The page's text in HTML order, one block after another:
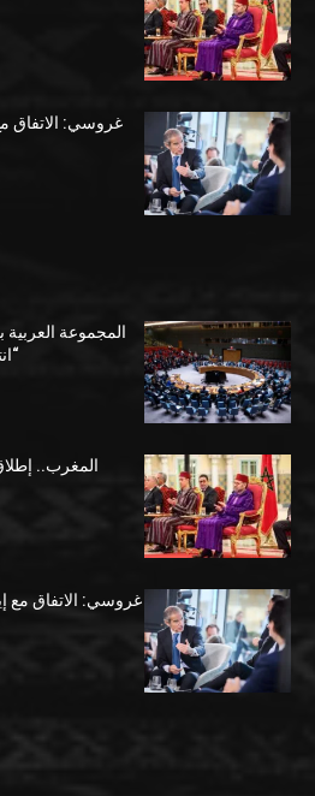
غروسي: الاتفاق
المجموعة
المغرب..
غروسي: الاتفاق مع